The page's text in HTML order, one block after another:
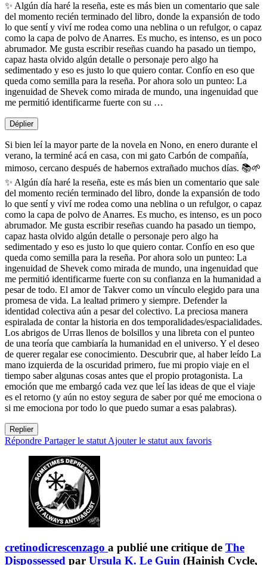
✨ Algún día haré la reseña, este es más bien un comentario que sale
del momento recién terminado del libro, donde la expansión de todo
lo que sentí y viví me rodea como una neblina o un refulgor, o capaz
como la capa de polvo de Anarres. Es mucho, es intenso, es un poco
abrumador. Me gusta escribir reseñas cuando ha pasado un tiempo,
capaz hasta olvido algún detalle o personaje pero algo ha
sedimentado y eso es justo lo que quiero contar. Confío en eso que
queda como semilla para la reseña. Por ahora solo un punteo: La
ingenuidad de Shevek como mirada de mundo, una ingenuidad que
me permitió identificarme fuerte con su …
Déplier
Si bien leí la mayor parte de la novela en Nono, en enero durante el
verano, la terminé acá en casa, con mi gato Carbón de compañía,
mimoso, cercano después de habernos extrañado muchos días. 📚🌱
✨ Algún día haré la reseña, este es más bien un comentario que sale
del momento recién terminado del libro, donde la expansión de todo
lo que sentí y viví me rodea como una neblina o un refulgor, o capaz
como la capa de polvo de Anarres. Es mucho, es intenso, es un poco
abrumador. Me gusta escribir reseñas cuando ha pasado un tiempo,
capaz hasta olvido algún detalle o personaje pero algo ha
sedimentado y eso es justo lo que quiero contar. Confío en eso que
queda como semilla para la reseña. Por ahora solo un punteo: La
ingenuidad de Shevek como mirada de mundo, una ingenuidad que
me permitió identificarme fuerte con su confianza en la humanidad a
pesar de todo. El amor de Takver como un vínculo elegido para una
promesa de vida. La lealtad primero y siempre. Defender la
identidad colectiva aún a pesar del colectivo. La preciosa manera
espiralada de contar la historia en dos temporalidades/espacialidades.
Los abrigos de Urras llenos de bolsillos y una libreta con el punteo
de una teoría que cambiaría la humanidad en el universo. Y el deseo
de querer regalar ese conocimiento. Descubrir que, al haber leído La
mano izquierda de la oscuridad primero, fue mi propio viaje en el
tiempo saber algunas cosas antes que el propio protagonista. La
emoción que me embargó cada vez que leí las ideas de que el viaje
es el retorno (y aún no estoy segura de saber por qué me emociona o
si me emociona por todo lo que puedo sumar a esas palabras).
Replier
Répondre Partager le statut Ajouter le statut aux favoris
cretinodicrescenzago a publié une critique de The
Dispossessed par Ursula K. Le Guin (Hainish Cycle,